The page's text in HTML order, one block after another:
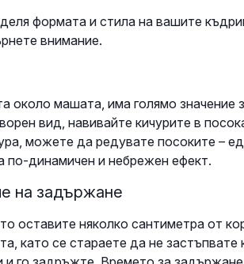
формата и стила на вашите
внимание.
около машата, има голямо значение
вид, навивайте кичурите в
можете да редувате посоките –
по-динамичен и небрежен ефект.
на задържане
оставите няколко сантиметра от
като се стараете да не застъпвате